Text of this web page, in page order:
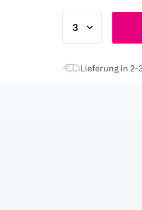
Lieferung in 2-